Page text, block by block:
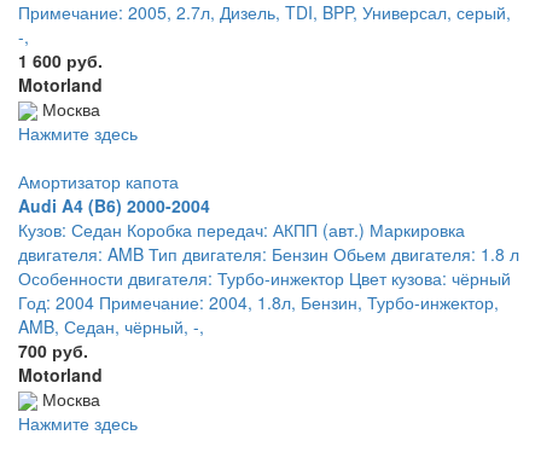
Примечание: 2005, 2.7л, Дизель, TDI, BPP, Универсал, серый,
-,
1 600 руб.
Motorland
Москва
Нажмите здесь
Амортизатор капота
Audi A4 (B6) 2000-2004
Кузов: Седан Коробка передач: АКПП (авт.) Маркировка
двигателя: AMB Тип двигателя: Бензин Обьем двигателя: 1.8 л
Особенности двигателя: Турбо-инжектор Цвет кузова: чёрный
Год: 2004 Примечание: 2004, 1.8л, Бензин, Турбо-инжектор,
AMB, Седан, чёрный, -,
700 руб.
Motorland
Москва
Нажмите здесь